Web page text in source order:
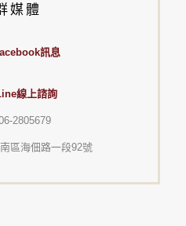
媒體
訊息
線上諮詢
2805679
區海佃路一段92號